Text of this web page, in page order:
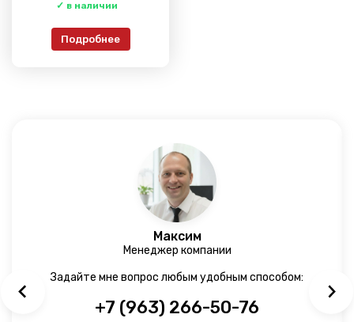
Подробнее
Максим
Менеджер компании
Задайте мне вопрос любым удобным способом:
+7 (963) 266-50-76